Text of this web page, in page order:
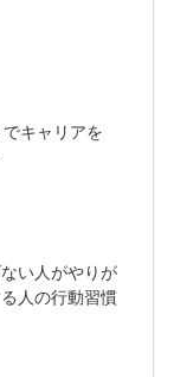
キャリアを
い人がやりが
人の行動習慣